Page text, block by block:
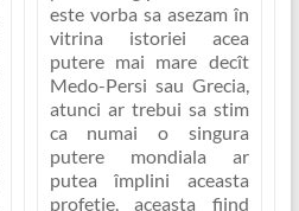
este vorba sa asezam în
vitrina istoriei acea
putere mai mare decît
Medo-Persi sau Grecia,
atunci ar trebui sa stim
ca numai o singura
putere mondiala ar
putea împlini aceasta
profetie, aceasta fiind